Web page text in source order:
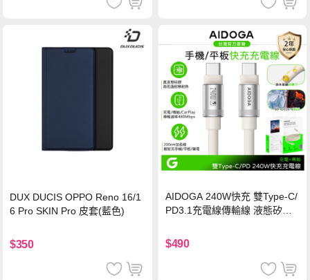
DUX DUCIS OPPO Reno 16/1
6 Pro SKIN Pro 皮套(藍色)
$350
AIDOGA 240W快充 雙Type-C/
PD3.1充電線傳輸線 液態矽膠
機/平板/筆電
$490